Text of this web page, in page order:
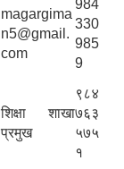
magargima
n5@gmail.
com
984
330
985
9
शिक्षा शाखा
प्रमुख
९८४
७६३
५७५
१